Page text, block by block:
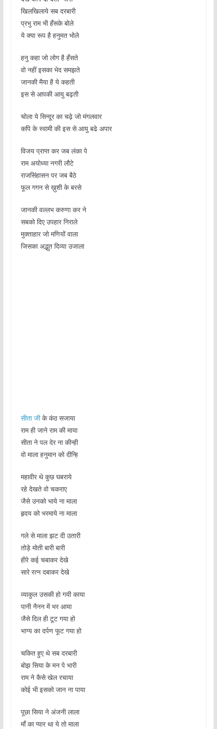
खिलखिलाये सब दरबारी
प्रभु राम भी हँसके बोले
ये क्या रूप है हनुमत भोले
हनु कहा जो लोग है हँसते
वो नहीं इसका भेद समझते
जानकी मैया है ये कहती
इस से आपकी आयु बढ़ती
चोला ये सिन्दूर का चढ़े जो मंगलवार
कपि के स्वामी की इस से आयु बढे अपार
विजय प्राप्त कर जब लंका पे
राम अयोध्या नगरी लौटे
राजसिंहासन पर जब बैठे
फूल गगन से ख़ुशी के बरसे
जानकी वल्लभ करुणा कर ने
सबको दिए उपहार निराले
मुक्ताहार जो मणियों वाला
जिसका अद्भुत दिव्या उजाला
सीता जीके कंठ सजाया
राम ही जाने राम की माया
सीता ने पल देर ना कीन्ही
वो माला हनुमान को दीन्हि
महावीर थे कुछ घबराये
रहे देखते वो चकराए
जैसे उनको भाये ना माला
हृदय को भरमाये ना माला
गले से माला झट दी उतारी
तोड़े मोती बारी बारी
हीरे कई चबाकर देखे
सारे रत्न दबाकर देखे
व्याकुल उसकी हो गयी काया
पानी नैनन में भर आया
जैसे दिल ही टूट गया हो
भाग्य का दर्पण फूट गया हो
चकित हुए थे सब दरबारी
बोझ सिया के मन पे भारी
राम ने कैसे खेल रचाया
कोई भी इसको जान ना पाया
पूछा सिया ने अंजनी लाला
माँ का प्यार था ये तो माला